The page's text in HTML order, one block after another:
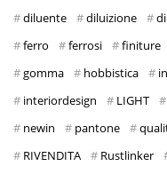
diluente
diluizione
ferro
ferrosi finiture
gomma
hobbistica
interiordesign
LIGHT
newin
pantone
RIVENDITA
Rustlinker